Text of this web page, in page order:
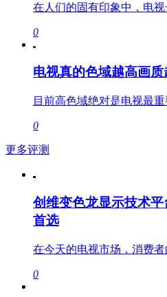
在人们的固有印象中，电
0
电视真的色域越高画
目前高色域绝对是电视最
0
更多评测
创维变色龙显示技术
首选
在今天的电视市场，消费
0